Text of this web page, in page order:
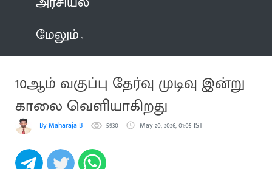
மேலும்
10ஆம் வகுப்பு தேர்வு முடிவு இன்று
காலை வெளியாகிறது
By Maharaja B 5930 May 20, 2026, 01:05 IST